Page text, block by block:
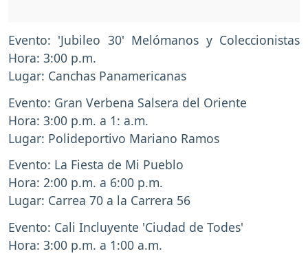
Evento: 'Jubileo 30' Melómanos y Coleccionistas
Hora: 3:00 p.m.
Lugar: Canchas Panamericanas
Evento: Gran Verbena Salsera del Oriente
Hora: 3:00 p.m. a 1: a.m.
Lugar: Polideportivo Mariano Ramos
Evento: La Fiesta de Mi Pueblo
Hora: 2:00 p.m. a 6:00 p.m.
Lugar: Carrea 70 a la Carrera 56
Evento: Cali Incluyente 'Ciudad de Todes'
Hora: 3:00 p.m. a 1:00 a.m.